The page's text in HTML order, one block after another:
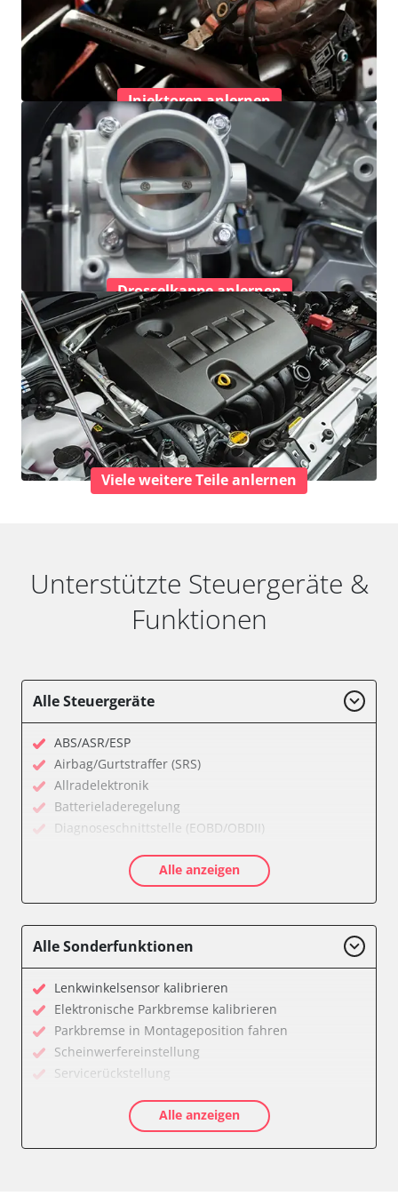
Injektoren anlernen
Drosselkappe anlernen
Viele weitere Teile anlernen
Unterstützte Steuergeräte &
Funktionen
Alle Steuergeräte
ABS/ASR/ESP
Airbag/Gurtstraffer (SRS)
Allradelektronik
Batterieladeregelung
Diagnoseschnittstelle (EOBD/OBDII)
Elektronisches Wählhebel-Modul (EWM)
Getriebesteuerung
Informationsanzeige
Kombiinstrument
Lenkradwinkel-Sensor
Lichtsteuerung
Motorsteuerung (EMS)
Navigationssystem
Regen-/Lichtsensor
Servolenkung
Soundsystem
Alle anzeigen
Alle Sonderfunktionen
Lenkwinkelsensor kalibrieren
Elektronische Parkbremse kalibrieren
Parkbremse in Montageposition fahren
Scheinwerfereinstellung
Servicerückstellung
Verfügbarkeit abhängig von Modell, Motorisierung, Ausstattung
Alle anzeigen